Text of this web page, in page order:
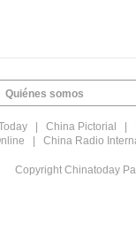
Quiénes somos
| China Pictorial |
| China Radio
Copyright Chinatoday